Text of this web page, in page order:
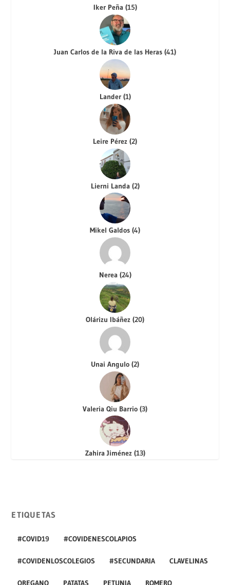
Iker Peña (15)
Juan Carlos de la Riva de las Heras (41)
Lander (1)
Leire Pérez (2)
Lierni Landa (2)
Mikel Galdos (4)
Nerea (24)
Olárizu Ibáñez (20)
Unai Angulo (2)
Valeria Qiu Barrio (3)
Zahira Jiménez (13)
ETIQUETAS
#COVID19 #COVIDENESCOLAPIOS
#COVIDENLOSCOLEGIOS #SECUNDARIA CLAVELINAS
OREGANO PATATAS PETUNIA ROMERO